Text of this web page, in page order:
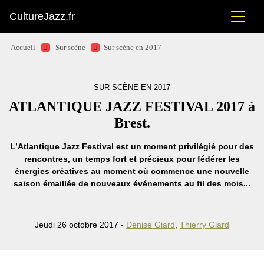
CultureJazz.fr
Accueil Sur scène Sur scène en 2017
SUR SCÈNE EN 2017
ATLANTIQUE JAZZ FESTIVAL 2017 à
Brest.
L’Atlantique Jazz Festival est un moment privilégié pour des
rencontres, un temps fort et précieux pour fédérer les
énergies créatives au moment où commence une nouvelle
saison émaillée de nouveaux événements au fil des mois...
Jeudi 26 octobre 2017 - Denise Giard Thierry Giard